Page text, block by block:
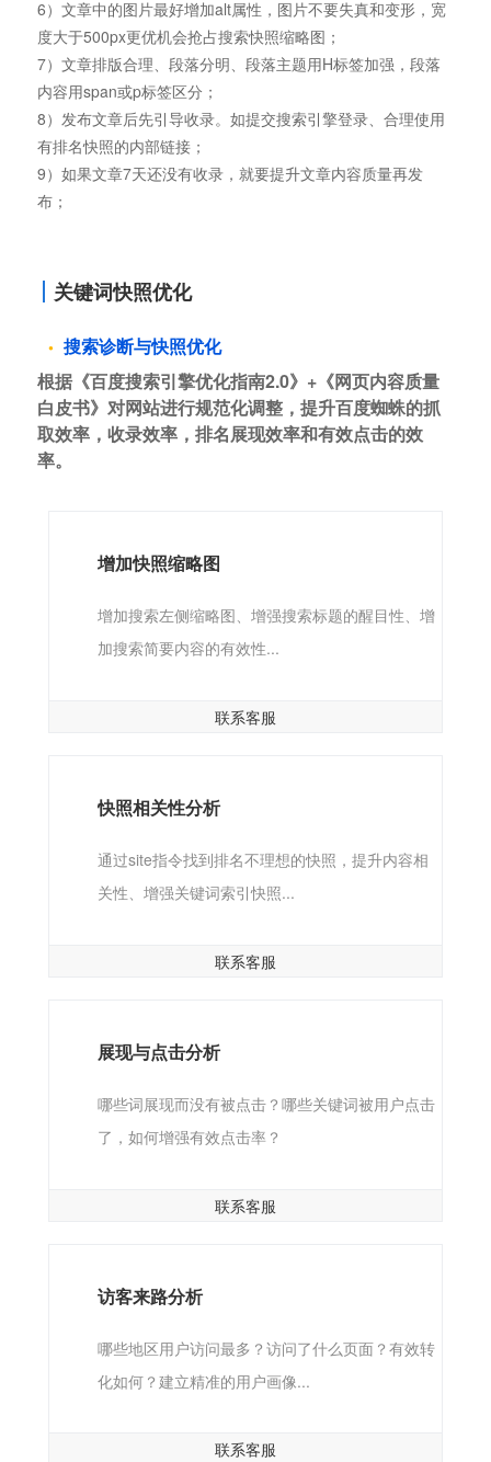
6）文章中的图片最好增加alt属性，图片不要失真和变形，宽
度大于500px更优机会抢占搜索快照缩略图；
7）文章排版合理、段落分明、段落主题用H标签加强，段落
内容用span或p标签区分；
8）发布文章后先引导收录。如提交搜索引擎登录、合理使用
有排名快照的内部链接；
9）如果文章7天还没有收录，就要提升文章内容质量再发
布；
关键词快照优化
搜索诊断与快照优化
根据《百度搜索引擎优化指南2.0》+《网页内容质量
白皮书》对网站进行规范化调整，提升百度蜘蛛的抓
取效率，收录效率，排名展现效率和有效点击的效
率。
增加快照缩略图
增加搜索左侧缩略图、增强搜索标题的醒目性、增
加搜索简要内容的有效性...
联系客服
快照相关性分析
通过site指令找到排名不理想的快照，提升内容相
关性、增强关键词索引快照...
联系客服
展现与点击分析
哪些词展现而没有被点击？哪些关键词被用户点击
了，如何增强有效点击率？
联系客服
访客来路分析
哪些地区用户访问最多？访问了什么页面？有效转
化如何？建立精准的用户画像...
联系客服